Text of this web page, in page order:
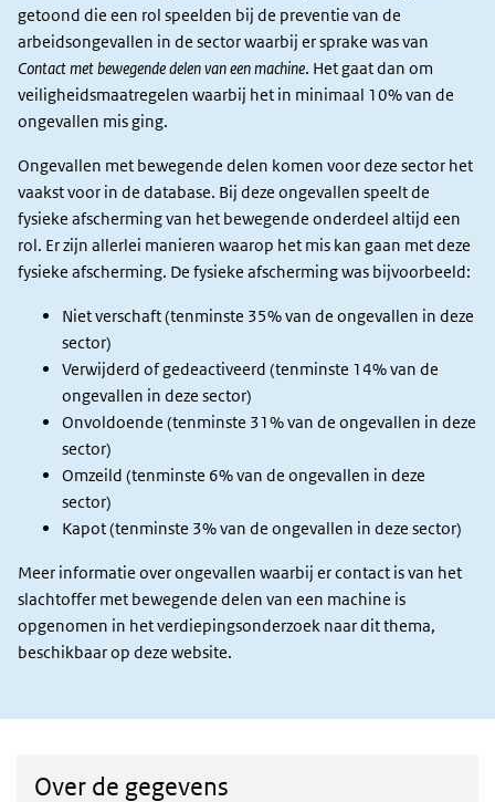
getoond die een rol speelden bij de preventie van de
arbeidsongevallen in de sector waarbij er sprake was van
Contact met bewegende delen van een machine. Het gaat dan om
veiligheidsmaatregelen waarbij het in minimaal 10% van de
ongevallen mis ging.
Ongevallen met bewegende delen komen voor deze sector het
vaakst voor in de database. Bij deze ongevallen speelt de
fysieke afscherming van het bewegende onderdeel altijd een
rol. Er zijn allerlei manieren waarop het mis kan gaan met deze
fysieke afscherming. De fysieke afscherming was bijvoorbeeld:
Niet verschaft (tenminste 35% van de ongevallen in deze
sector)
Verwijderd of gedeactiveerd (tenminste 14% van de
ongevallen in deze sector)
Onvoldoende (tenminste 31% van de ongevallen in deze
sector)
Omzeild (tenminste 6% van de ongevallen in deze
sector)
Kapot (tenminste 3% van de ongevallen in deze sector)
Meer informatie over ongevallen waarbij er contact is van het
slachtoffer met bewegende delen van een machine is
opgenomen in het verdiepingsonderzoek naar dit thema,
beschikbaar op deze website.
Over de gegevens